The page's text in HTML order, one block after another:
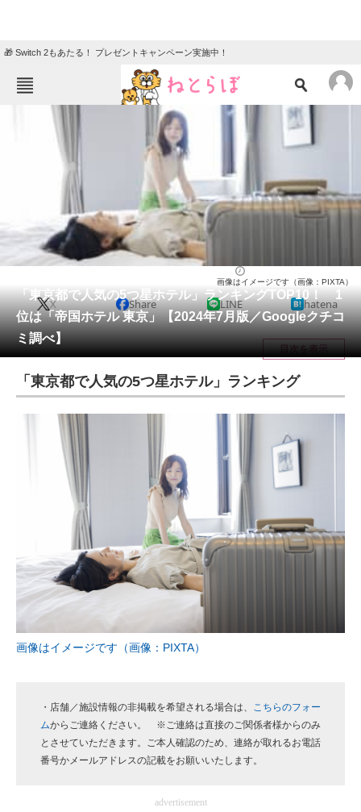
🎁 Switch 2もあたる！ プレゼントキャンペーン実施中！
ねとらぼメニュー
地域
住まい 教育・育児
動物 リサーチ
会員記事
メディア
注目記事を集めた総合ページ
ITの今と未来を見通す
スマホと通信の最新トレンド
進化するPCとデバイスの未来
好きが集まる 比べて選べる
ビジネスと働き方のヒント
AI活用のいまが分かる
企業ITのトレンドを詳説
ITエンジニア向け専門サイト
企業向けIT製品の総合サイト
「東京都で人気の5つ星ホテル」ランキングTOP10！ 1
位は「帝国ホテル 東京」【2024年7月版／Googleクチコ
ミ調べ】
画像はイメージです（画像：PIXTA）
X Share LINE hatena
目次を表示
「東京都で人気の5つ星ホテル」ランキング
画像はイメージです（画像：PIXTA）
・店舗／施設情報の非掲載を希望される場合は、 こちらのフォー
ムからご連絡ください。 ※ご連絡は直接のご関係者様からのみ
とさせていただきます。ご本人確認のため、連絡が取れるお電話
番号かメールアドレスの記載をお願いいたします。
advertisement